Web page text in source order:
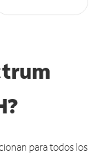
para todos los